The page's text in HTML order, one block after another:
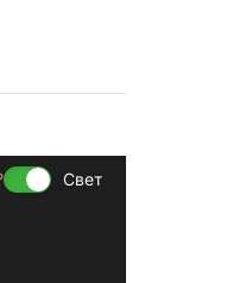
Свет